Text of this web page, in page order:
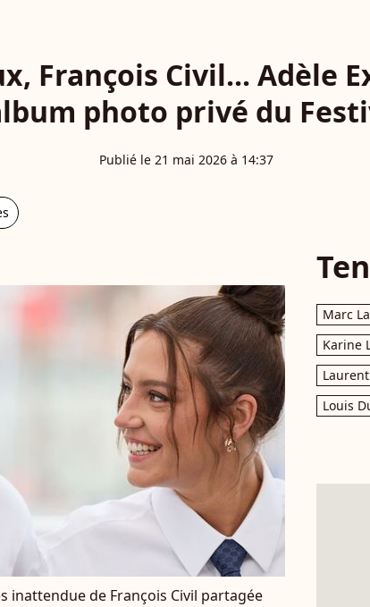
François Civil... Adèle
photo privé du
Publié le 21 mai 2026 à 14:37
inattendue de François Civil partagée
Marc
Karine
Louis